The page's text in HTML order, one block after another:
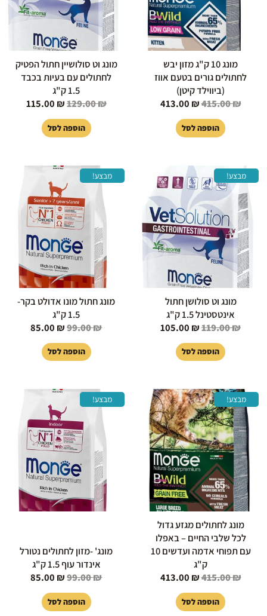
מונג 10 ק"ג מזון יבש
לחתולים גורים בטעם אווז
(ביווילד קיטן)
415.00₪
413.00 ₪
הוספה לסל
מונג וט סולושיין חתול הפטיק
לחתולים עם בעיות בכבד
1.5 ק"ג
129.00₪
115.00 ₪
הוספה לסל
מבצע!
מונג וט סולושן חתול
אינטסטינל 1.5 ק"ג
119.00₪
המחיר
המקורי
היה:
119.00 ₪.
105.00 ₪
הנוכחי
הוא:
105.00 ₪.
הוספה לסל
מבצע!
מונג חתול מונו אדולט בקר-
1.5 ק"ג
99.00₪
המחיר
המקורי
היה:
99.00 ₪.
85.00 ₪
הוא:
85.00 ₪.
הוספה לסל
מבצע!
מונג לחתולים מגזע גדול
לכל שלבי החיים – באפלו
עם תפוחי אדמה ועדשים 10
ק"ג
415.00₪
המחיר
המקורי
היה:
415.00 ₪.
413.00 ₪
המחיר
הנוכחי
הוא:
413.00 ₪.
הוספה לסל
מבצע!
מונג' -מזון לחתולים נטורל
אינדור עוף 1.5 ק"ג
99.00₪
המחיר
המקורי
היה:
99.00 ₪.
85.00 ₪
הוא:
85.00 ₪.
הוספה לסל